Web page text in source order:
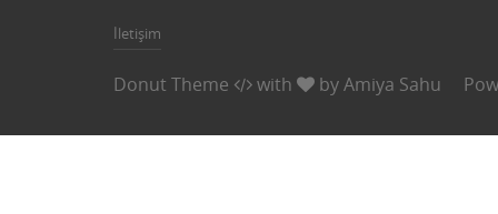
İletişim
Donut Theme with byAmiya Sahu